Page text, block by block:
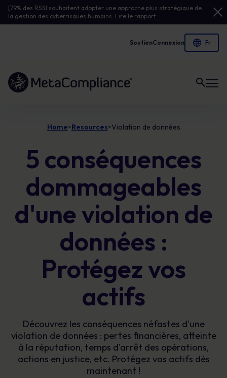
[79% des RSSI souhaitent adopter une approche plus stratégique de
la gestion des cyberrisques humains. Lire le rapport.
SoutienConnexion
Lien vers la page d'accueil
Home>Resources>Violation de données
5 conséquences
dommageables
d'une violation de
données :
Protégez vos
actifs
Découvrez les conséquences néfastes d'une
violation de données : pertes financières, atteinte
à la réputation, temps d'arrêt des opérations,
actions en justice, etc. Protégez vos actifs dès
maintenant !